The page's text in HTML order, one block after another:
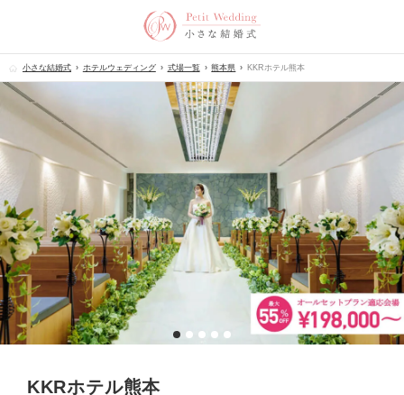
小さな結婚式 ホテルウェディング 式場一覧 熊本県 KKRホテル熊本
KKRホテル熊本